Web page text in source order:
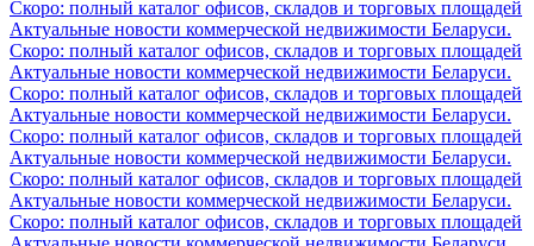
Скоро: полный каталог офисов, складов и торговых площадей
Актуальные новости коммерческой недвижимости Беларуси.
Скоро: полный каталог офисов, складов и торговых площадей
Актуальные новости коммерческой недвижимости Беларуси.
Скоро: полный каталог офисов, складов и торговых площадей
Актуальные новости коммерческой недвижимости Беларуси.
Скоро: полный каталог офисов, складов и торговых площадей
Актуальные новости коммерческой недвижимости Беларуси.
Скоро: полный каталог офисов, складов и торговых площадей
Актуальные новости коммерческой недвижимости Беларуси.
Скоро: полный каталог офисов, складов и торговых площадей